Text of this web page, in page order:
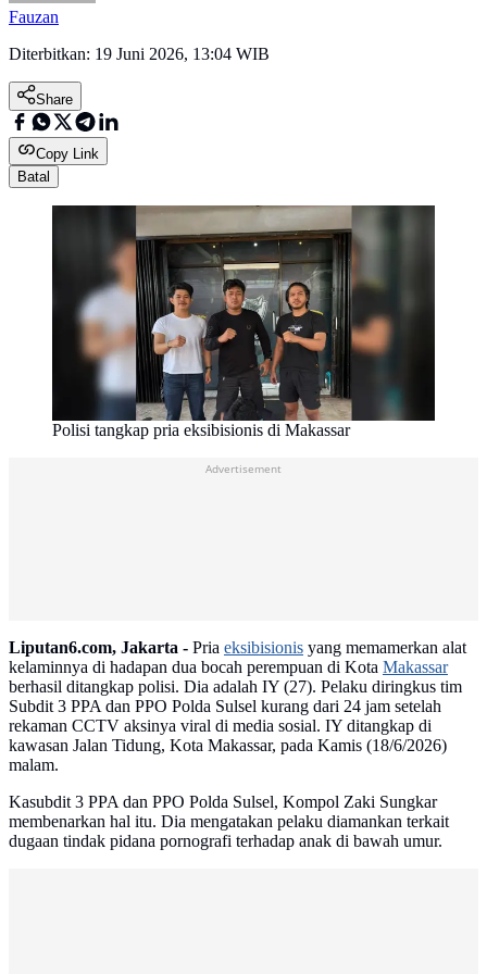
Fauzan
Diterbitkan: 19 Juni 2026, 13:04 WIB
Share
Copy Link
Batal
Polisi tangkap pria eksibisionis di Makassar
Advertisement
Liputan6.com, Jakarta - Pria eksibisionis yang memamerkan alat
kelaminnya di hadapan dua bocah perempuan di Kota Makassar
berhasil ditangkap polisi. Dia adalah IY (27). Pelaku diringkus tim
Subdit 3 PPA dan PPO Polda Sulsel kurang dari 24 jam setelah
rekaman CCTV aksinya viral di media sosial. IY ditangkap di
kawasan Jalan Tidung, Kota Makassar, pada Kamis (18/6/2026)
malam.
Kasubdit 3 PPA dan PPO Polda Sulsel, Kompol Zaki Sungkar
membenarkan hal itu. Dia mengatakan pelaku diamankan terkait
dugaan tindak pidana pornografi terhadap anak di bawah umur.